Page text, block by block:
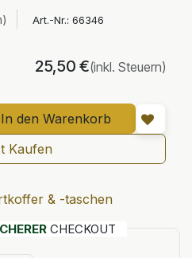
Art.-Nr.: 66346
In den Warenkorb
25,50 €(inkl. Steuern)
Kaufen
& -taschen
CHECKOUT